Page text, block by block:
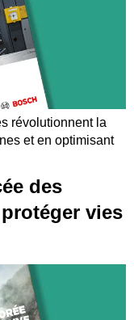
révolutionnent la
et en optimisant
des
vies